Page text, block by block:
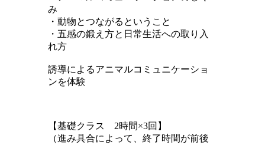
み
・動物とつながるということ
・五感の鍛え方と日常生活への取り入
れ方
誘導によるアニマルコミュニケーショ
ンを体験
【基礎クラス 2時間×3回】
（進み具合によって、終了時間が前後